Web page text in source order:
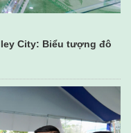
City: Biểu tượng đô